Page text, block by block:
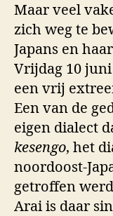
Maar veel
zich weg te
Japans en
Vrijdag 10
een vrij
Een van de
eigen dialect
kesengo, het
noordoost-
getroffen
Arai is daar